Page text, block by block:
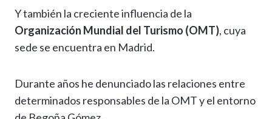
Y también la creciente influencia de la
Organización Mundial del Turismo (OMT), cuya
sede se encuentra en Madrid.
Durante años he denunciado las relaciones entre
determinados responsables de la OMT y el entorno